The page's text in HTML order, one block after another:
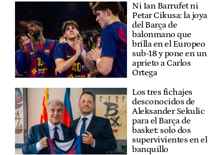
Ni Ian Barrufet ni
Petar Cikusa: la joya
del Barça de
balonmano que
brilla en el Europeo
sub-18 y pone en un
aprieto a Carlos
Ortega
Los tres fichajes
desconocidos de
Aleksander Sekulic
para el Barça de
basket: solo dos
supervivientes en el
banquillo